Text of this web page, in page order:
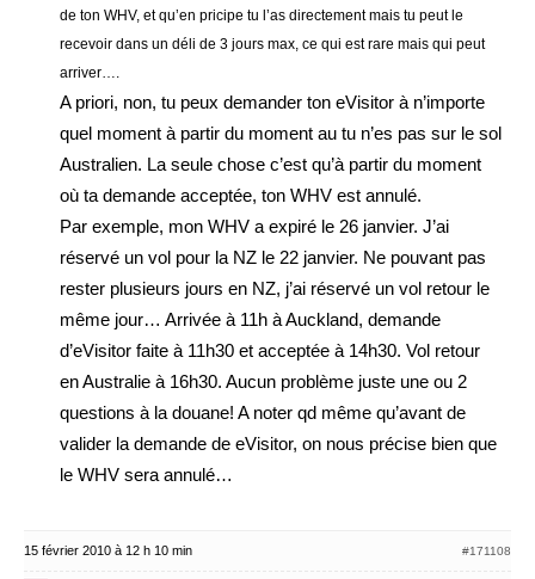
de ton WHV, et qu’en pricipe tu l’as directement mais tu peut le
recevoir dans un déli de 3 jours max, ce qui est rare mais qui peut
arriver….
A priori, non, tu peux demander ton eVisitor à n’importe
quel moment à partir du moment au tu n’es pas sur le sol
Australien. La seule chose c’est qu’à partir du moment
où ta demande acceptée, ton WHV est annulé.
Par exemple, mon WHV a expiré le 26 janvier. J’ai
réservé un vol pour la NZ le 22 janvier. Ne pouvant pas
rester plusieurs jours en NZ, j’ai réservé un vol retour le
même jour… Arrivée à 11h à Auckland, demande
d’eVisitor faite à 11h30 et acceptée à 14h30. Vol retour
en Australie à 16h30. Aucun problème juste une ou 2
questions à la douane! A noter qd même qu’avant de
valider la demande de eVisitor, on nous précise bien que
le WHV sera annulé…
15 février 2010 à 12 h 10 min #171108